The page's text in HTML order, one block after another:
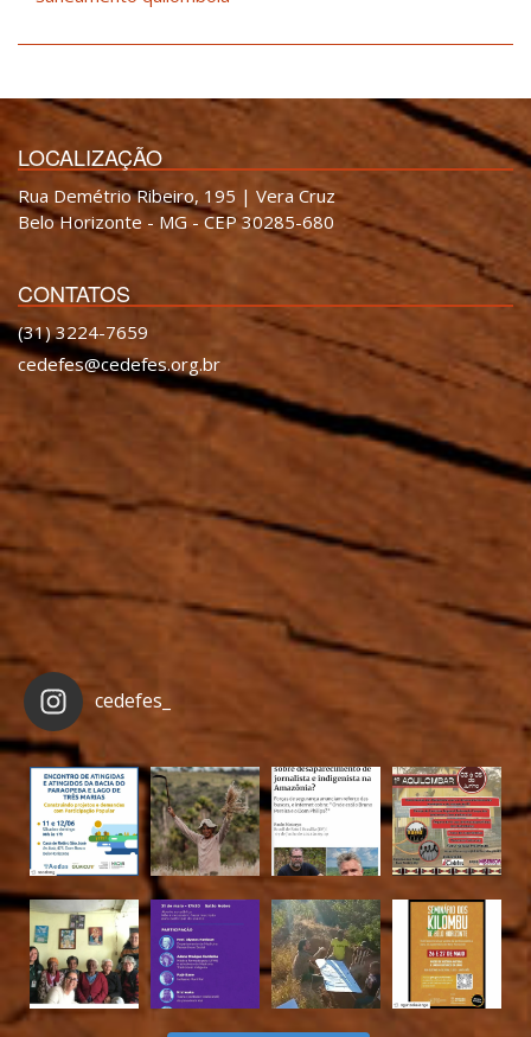
LOCALIZAÇÃO
Rua Demétrio Ribeiro, 195 | Vera Cruz
Belo Horizonte - MG - CEP 30285-680
CONTATOS
(31) 3224-7659
cedefes@cedefes.org.br
cedefes_